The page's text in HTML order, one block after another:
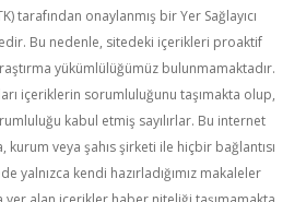
tarafından onaylanmış bir Yer Sağlayıcı
Bu nedenle, sitedeki içerikleri proaktif
yükümlülüğümüz bulunmamaktadır.
içeriklerin sorumluluğunu taşımakta olup,
kabul etmiş sayılırlar. Bu internet
veya şahıs şirketi ile hiçbir bağlantısı
yalnızca kendi hazırladığımız makaleler